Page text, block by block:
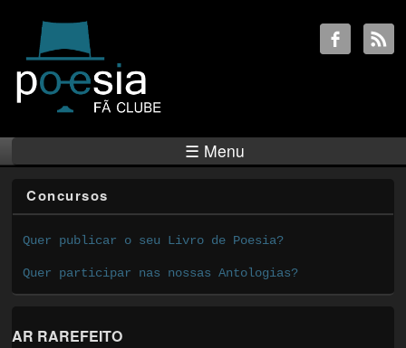
☰ Menu
Concursos
Quer publicar o seu Livro de Poesia?
Quer participar nas nossas Antologias?
AR RAREFEITO